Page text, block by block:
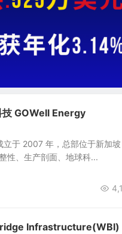
技 GOWell Energy
于 2007 年，总部位于新加坡
性、生产剖面、地球科...
Infrastructure(WBI)